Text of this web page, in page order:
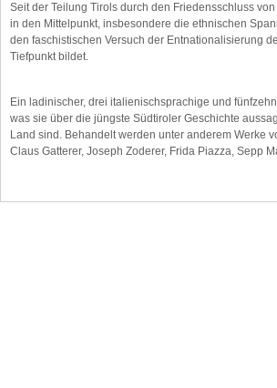
Seit der Teilung Tirols durch den Friedensschluss
in den Mittelpunkt, insbesondere die ethnischen
den faschistischen Versuch der Entnationalisierung
Tiefpunkt bildet.
Ein ladinischer, drei italienischsprachige und
was sie über die jüngste Südtiroler Geschichte
Land sind. Behandelt werden unter anderem Werke
Claus Gatterer, Joseph Zoderer, Frida Piazza, Sepp